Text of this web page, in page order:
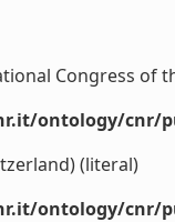
Congress of
ontology/cnr/
(literal)
ontology/cnr/